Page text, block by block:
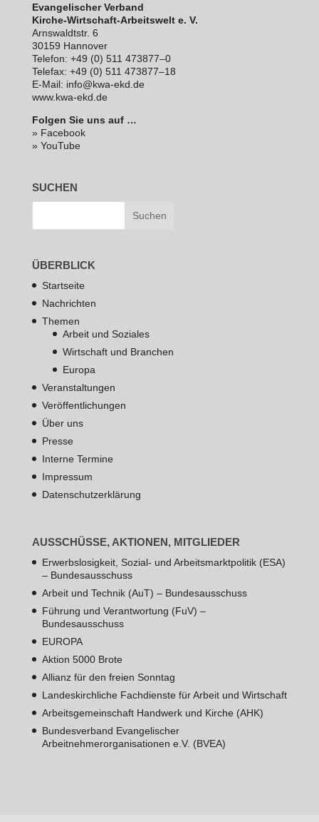
Evan­ge­li­scher Verband
Kirche-Wirt­schaft-Arbeits­welt e. V.
Arns­waldt­str. 6
30159 Hannover
Telefon: +49 (0) 511 473877–0
Telefax: +49 (0) 511 473877–18
E‑Mail: info@kwa-ekd.de
www.kwa-ekd.de
Folgen Sie uns auf …
» Facebook
» YouTube
SUCHEN
ÜBERBLICK
Startseite
Nachrichten
Themen
Arbeit und Soziales
Wirtschaft und Branchen
Europa
Veranstaltungen
Veröffentlichungen
Über uns
Presse
Interne Termine
Impressum
Datenschutzerklärung
AUSSCHÜSSE, AKTIONEN, MITGLIEDER
Erwerbslosigkeit, Sozial- und Arbeitsmarktpolitik (ESA)
– Bundesausschuss
Arbeit und Technik (AuT) – Bundesausschuss
Führung und Verantwortung (FuV) –
Bundesausschuss
EUROPA
Aktion 5000 Brote
Allianz für den freien Sonntag
Landeskirchliche Fachdienste für Arbeit und Wirtschaft
Arbeitsgemeinschaft Handwerk und Kirche (AHK)
Bundesverband Evangelischer
Arbeitnehmerorganisationen e.V. (BVEA)